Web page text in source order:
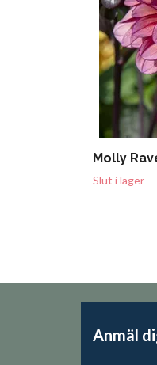
Molly
Slut i lager
Anmäl